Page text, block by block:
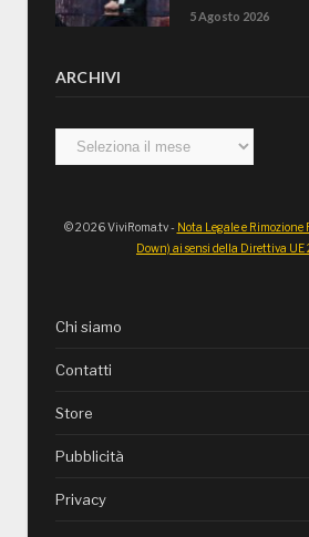
5 Agosto 2026
ARCHIVI
Archivi
© 2026 ViviRoma.tv - Nota Legale e
Down) ai sensi della Direttiva
Chi siamo
Contatti
Store
Pubblicità
Privacy